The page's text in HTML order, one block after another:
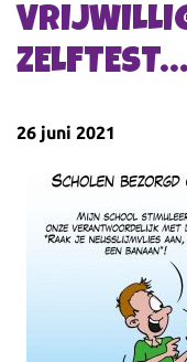
ZELFTEST…
26 juni 2021